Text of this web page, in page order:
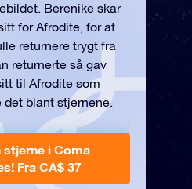
Berenike skar
for Afrodite, for at
returnere trygt fra
returnerte så gav
til Afrodite som
det blant stjernene.
stjerne i Coma
Fra CA$ 37